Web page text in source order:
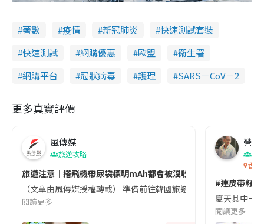
著數 疫情 新冠肺炎
快速測試套裝
快速測試
網購優惠 歐盟
衞生署
網購平台
冠狀病毒 護理 SARS－CoV－2
更多真實評價
風傳媒
旅遊攻略
旅遊注意｜搭飛機帶尿袋標明mAh都會被沒收😱出發前切記檢查
（文章由風傳媒授權轉載） 準備前往韓國旅遊的民眾，近期要
閱讀更多
營養
香港
#連皮帶籽
夏天其中一
閱讀更多